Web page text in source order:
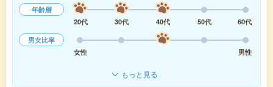
年齢層
20代
30代 40代 50代
60代
男女比率
女性
男性
もっと見る